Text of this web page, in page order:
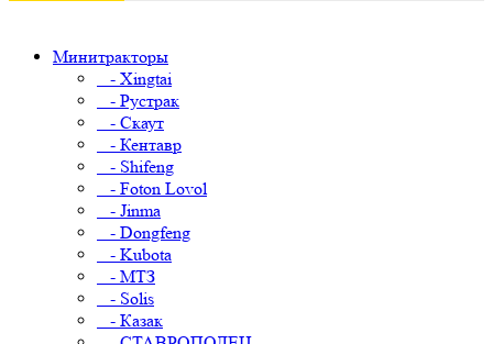
Минитракторы
- Xingtai
- Рустрак
- Скаут
- Кентавр
- Shifeng
- Foton Lovol
- Jinma
- Dongfeng
- Kubota
- МТЗ
- Solis
- Казак